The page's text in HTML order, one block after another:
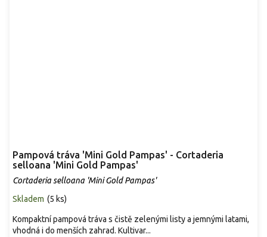
Pampová tráva 'Mini Gold Pampas' - Cortaderia
selloana 'Mini Gold Pampas'
Cortaderia selloana 'Mini Gold Pampas'
Skladem (5 ks)
Kompaktní pampová tráva s čistě zelenými listy a jemnými latami,
vhodná i do menších zahrad. Kultivar...